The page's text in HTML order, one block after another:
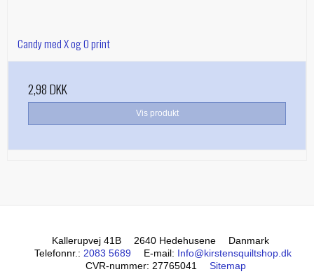
Candy med X og O print
2,98 DKK
Vis produkt
Kallerupvej 41B 2640 Hedehusene
Danmark
Telefonnr. : 2083 5689 E-mail: Info@kirstensquiltshop.dk
CVR-nummer: 27765041 Sitemap